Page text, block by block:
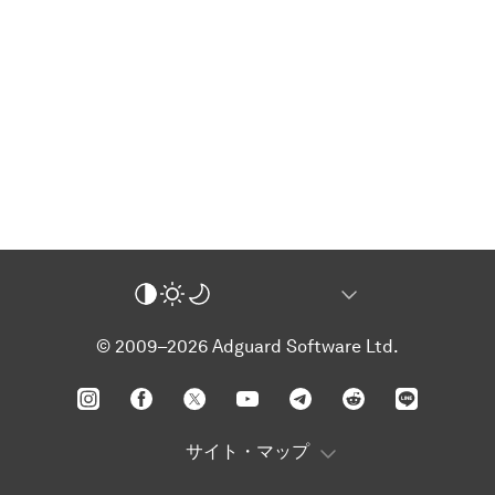
© 2009–2026 Adguard Software Ltd.
サイト・マップ